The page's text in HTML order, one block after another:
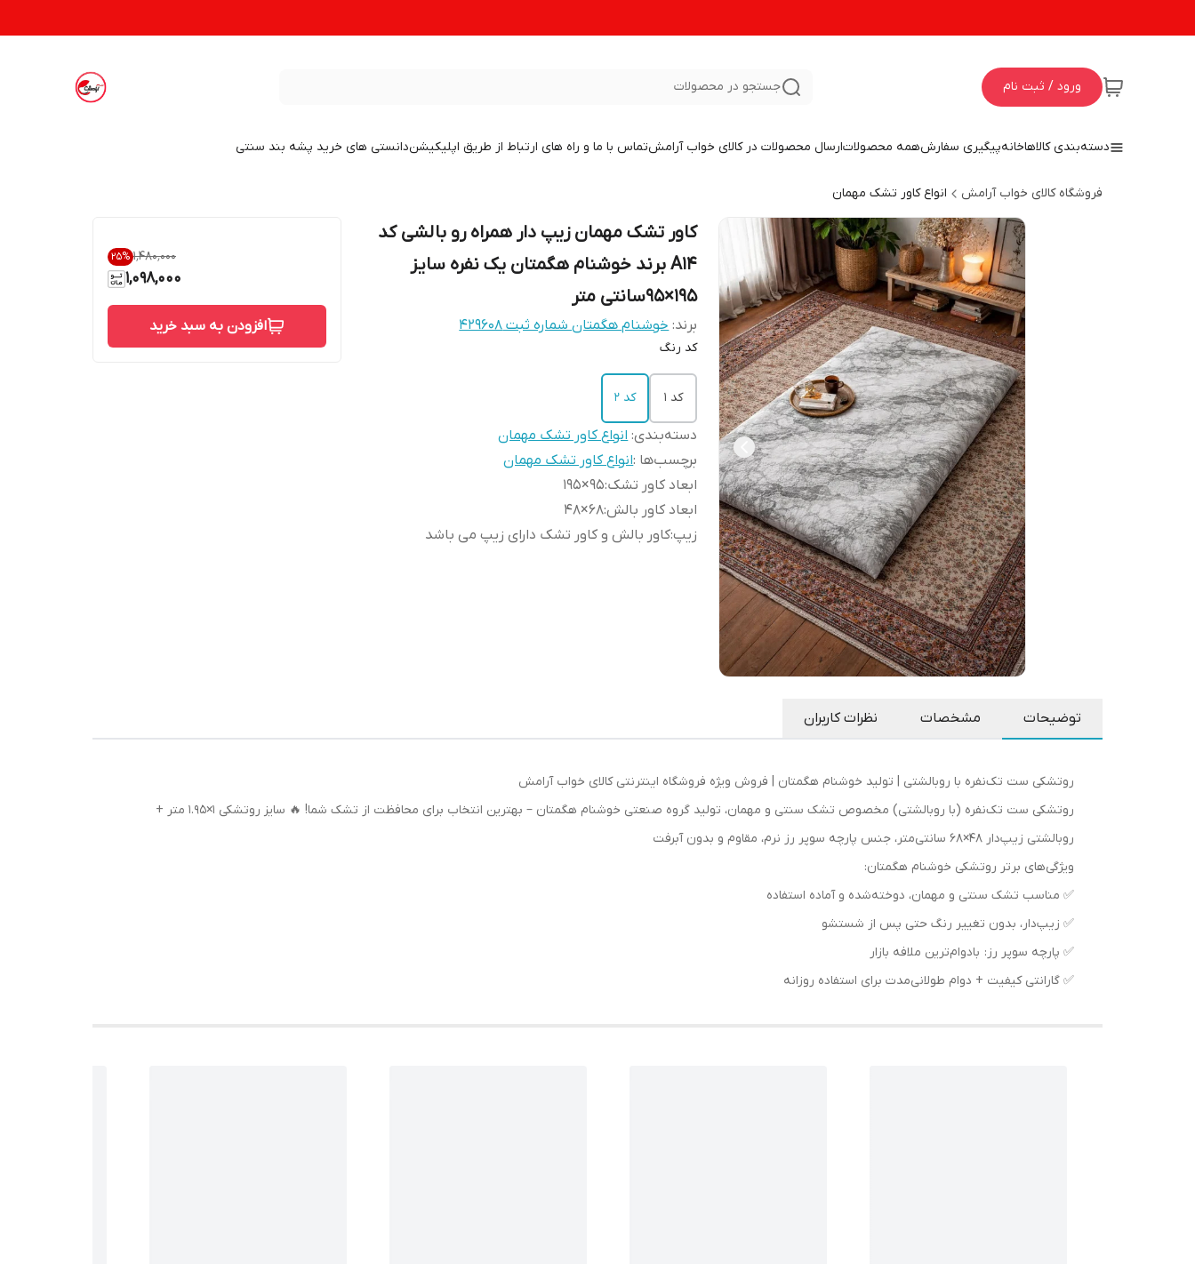
ورود / ثبت نام جستجو در محصولات
دسته‌بندی کالاهاخانهپیگیری سفارشهمه محصولاتارسال محصولات در کالای خواب آرامشتماس با ما و راه های ارتباط از طریق اپلیکیشندانستی های خرید پشه بند سنتی
فروشگاه کالای خواب آرامش انواع کاور تشک مهمان
کاور تشک مهمان زیپ دار همراه رو بالشی کد
A14 برند خوشنام هگمتان یک نفره سایز
195×95سانتی متر
برند: خوشنام هگمتان شماره ثبت ۴۲۹۶۰۸
کد رنگ
کد 1 کد 2
دسته‌بندی:انواع کاور تشک مهمان
برچسب‌ها :انواع کاور تشک مهمان
ابعاد کاور تشک:
95×195
ابعاد کاور بالش:
68×48
زیپ:کاور بالش و کاور تشک دارای زیپ می باشد
۱٬۴۸۰٬۰۰۰ 25%
1,098,000
افزودن به سبد خرید
توضیحات مشخصات نظرات کاربران
روتشکی ست تک‌نفره با روبالشتی | تولید خوشنام هگمتان | فروش ویژه فروشگاه اینترنتی کالای خواب آرامش
روتشکی ست تک‌نفره (با روبالشتی) مخصوص تشک سنتی و مهمان، تولید گروه صنعتی خوشنام هگمتان – بهترین انتخاب برای محافظت از تشک شما! 🔥 سایز روتشکی ۱×۱.۹۵ متر +
روبالشتی زیپ‌دار ۴۸×۶۸ سانتی‌متر، جنس پارچه سوپر رز نرم، مقاوم و بدون آبرفت
ویژگی‌های برتر روتشکی خوشنام هگمتان:
✅ مناسب تشک سنتی و مهمان، دوخته‌شده و آماده استفاده
✅ زیپ‌دار، بدون تغییر رنگ حتی پس از شستشو
✅ پارچه سوپر رز: بادوام‌ترین ملافه بازار
✅ گارانتی کیفیت + دوام طولانی‌مدت برای استفاده روزانه